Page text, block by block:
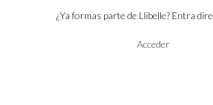
¿Ya formas parte de Llibelle? Entra
Acceder